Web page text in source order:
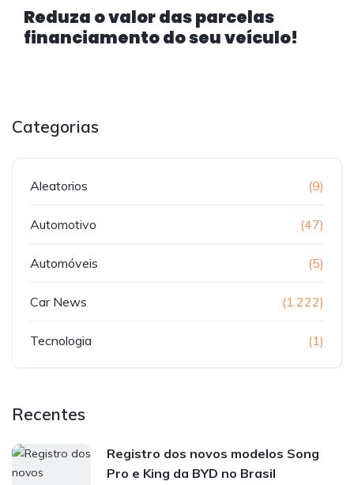
Reduza o valor das parcelas
financiamento do seu veículo!
Categorias
Aleatorios (9)
Automotivo (47)
Automóveis (5)
Car News (1.222)
Tecnologia (1)
Recentes
Registro dos novos modelos Song
Pro e King da BYD no Brasil